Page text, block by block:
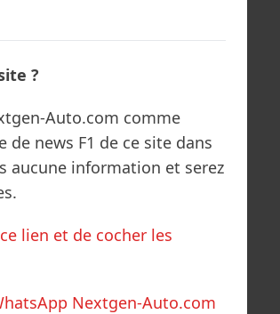
?
Auto.com comme
news F1 de ce site dans
aucune information et serez
lien et de cocher les
Nextgen-Auto.com